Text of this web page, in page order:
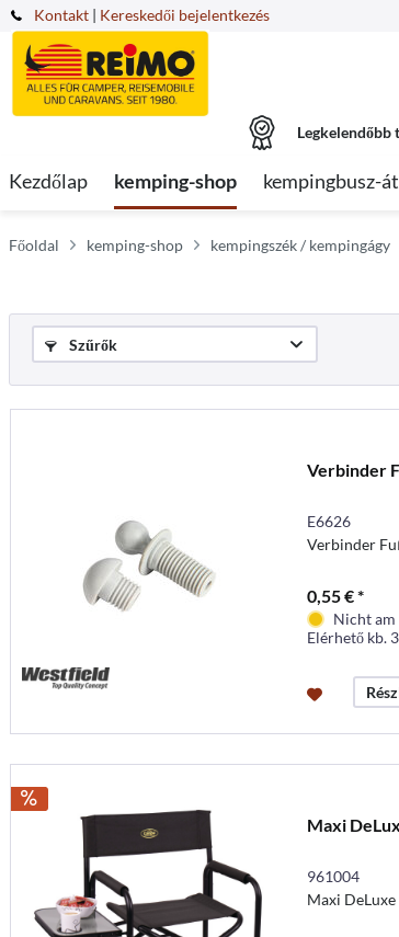
Kontakt | Kereskedői bejelentkezés
Legkelendőbb
Kezdőlap kemping-shop kempingbusz-
Főoldal kemping-shop kempingszék / kempingágy
Szűrők
Verbinder
E6626
Verbinder
0,55 € *
Nicht am
Elérhető kb.
Maxi
961004
Maxi DeLuxe